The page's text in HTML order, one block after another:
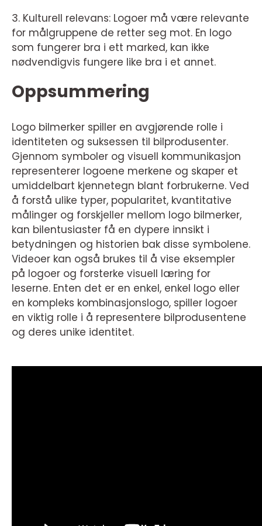
3. Kulturell relevans: Logoer må være relevante
for målgruppene de retter seg mot. En logo
som fungerer bra i ett marked, kan ikke
nødvendigvis fungere like bra i et annet.
Oppsummering
Logo bilmerker spiller en avgjørende rolle i
identiteten og suksessen til bilprodusenter.
Gjennom symboler og visuell kommunikasjon
representerer logoene merkene og skaper et
umiddelbart kjennetegn blant forbrukerne. Ved
å forstå ulike typer, popularitet, kvantitative
målinger og forskjeller mellom logo bilmerker,
kan bilentusiaster få en dypere innsikt i
betydningen og historien bak disse symbolene.
Videoer kan også brukes til å vise eksempler
på logoer og forsterke visuell læring for
leserne. Enten det er en enkel, enkel logo eller
en kompleks kombinasjonslogo, spiller logoer
en viktig rolle i å representere bilprodusentene
og deres unike identitet.